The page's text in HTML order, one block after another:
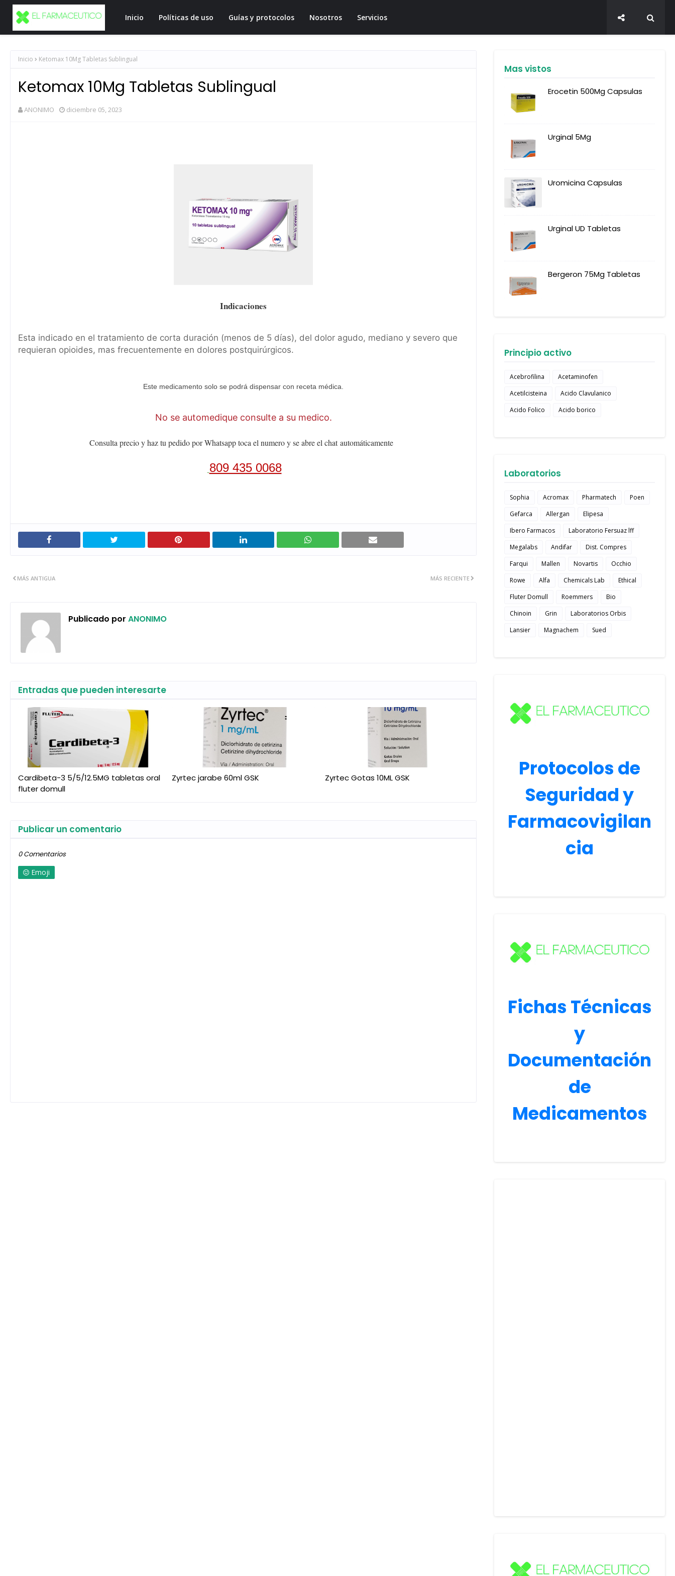
Inicio Políticas de uso Guías y protocolos Nosotros Servicios
Inicio Ketomax 10Mg Tabletas Sublingual
Ketomax 10Mg Tabletas Sublingual
ANONIMO diciembre 05, 2023
Indicaciones
Esta indicado en el tratamiento de corta duración (menos de 5 días), del dolor agudo, mediano y severo que
requieran opioides, mas frecuentemente en dolores postquirúrgicos.
Este medicamento solo se podrá dispensar con receta médica.
No se automedique consulte a su medico.
Consulta precio y haz tu pedido por Whatsapp toca el numero y se abre el chatautomáticamente
809 435 0068
MÁS RECIENTE
MÁS ANTIGUA
Publicado por ANONIMO
Entradas que pueden interesarte
Cardibeta-3 5/5/12.5MG tabletas oral
fluter domull
Zyrtec jarabe 60ml GSK Zyrtec Gotas 10ML GSK
Publicar un comentario
0 Comentarios
Emoji
Mas vistos
Erocetin 500Mg Capsulas
Urginal 5Mg
Uromicina Capsulas
Urginal UD Tabletas
Bergeron 75Mg Tabletas
Principio activo
Acebrofilina
Acetaminofen
Acetilcisteina
Acido Clavulanico
Acido Folico
Acido borico
Laboratorios
Sophia Acromax Pharmatech
Poen
Gefarca
Allergan
Elipesa
Ibero Farmacos
Laboratorio Fersuaz lff
Megalabs
Andifar
Dist. Compres
Farqui
Mallen Novartis
Occhio
Rowe
Alfa Chemicals Lab
Ethical
Fluter Domull
Roemmers
Bio
Chinoin
Grin
Laboratorios Orbis
Lansier
Magnachem Sued
Protocolos de
Seguridad y
Farmacovigilan
cia
Fichas Técnicas
y
Documentación
de
Medicamentos